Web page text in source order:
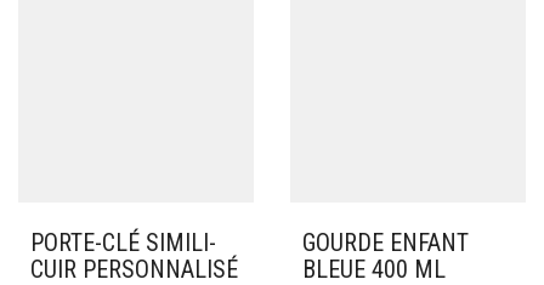
PORTE-CLÉ SIMILI-
CUIR PERSONNALISÉ
GOURDE ENFANT
BLEUE 400 ML